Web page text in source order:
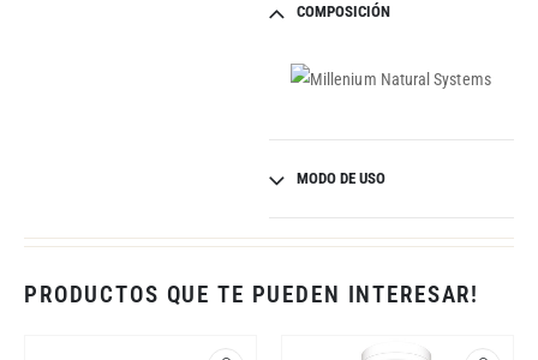
COMPOSICIÓN
MODO DE USO
PRODUCTOS QUE TE PUEDEN INTERESAR!